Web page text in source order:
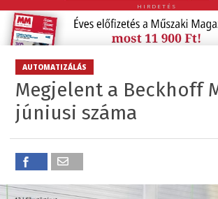
HIRDETÉS
AUTOMATIZÁLÁS
Megjelent a Beckhoff
júniusi száma